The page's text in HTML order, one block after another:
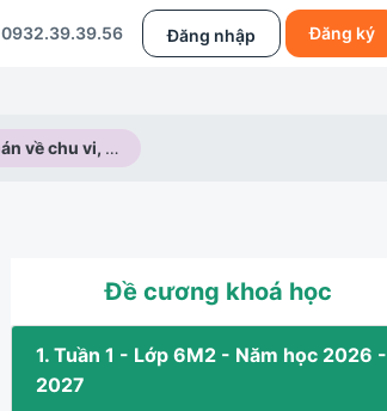
0932.39.39.56 Đăng nhập Đăng ký
Các bài toán về chu vi, diện tích các hình đã học
Đề cương khoá học
1. Tuần 1 - Lớp 6M2 - Năm học 2026 -
2027